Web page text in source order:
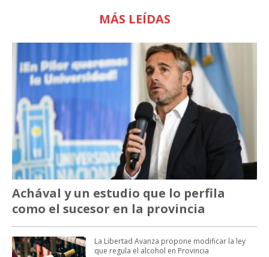
MÁS LEÍDAS
Achával y un estudio que lo perfila
como el sucesor en la provincia
La Libertad Avanza propone modificar la ley
que regula el alcohol en Provincia